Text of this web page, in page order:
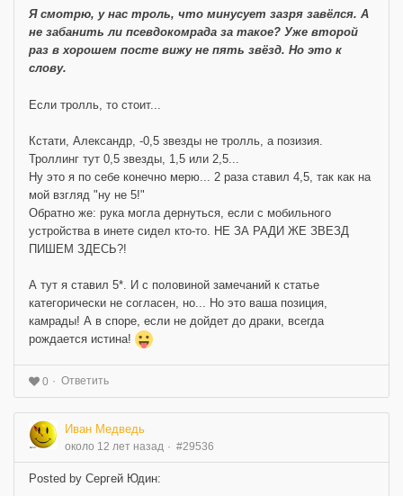
Я смотрю, у нас троль, что минусует зазря завёлся. А
не забанить ли псевдокомрада за такое? Уже второй
раз в хорошем посте вижу не пять звёзд. Но это к
слову.
Если тролль, то стоит...
Кстати, Александр, -0,5 звезды не тролль, а позизия.
Троллинг тут 0,5 звезды, 1,5 или 2,5...
Ну это я по себе конечно мерю... 2 раза ставил 4,5, так как на
мой взгляд "ну не 5!"
Обратно же: рука могла дернуться, если с мобильного
устройства в инете сидел кто-то. НЕ ЗА РАДИ ЖЕ ЗВЕЗД
ПИШЕМ ЗДЕСЬ?!
А тут я ставил 5*. И с половиной замечаний к статье
категорически не согласен, но... Но это ваша позиция,
камрады! А в споре, если не дойдет до драки, всегда
рождается истина!
0 Ответить
Иван Медведь
около 12 лет назад #29536
Posted by Сергей Юдин: